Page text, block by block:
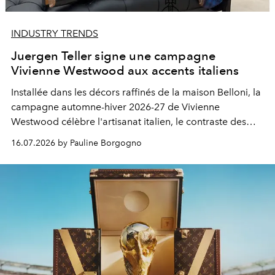
INDUSTRY TRENDS
Juergen Teller signe une campagne
Vivienne Westwood aux accents italiens
Installée dans les décors raffinés de la maison Belloni, la
campagne automne-hiver 2026-27 de Vivienne
Westwood célèbre l'artisanat italien, le contraste des
16.07.2026 by Pauline Borgogno